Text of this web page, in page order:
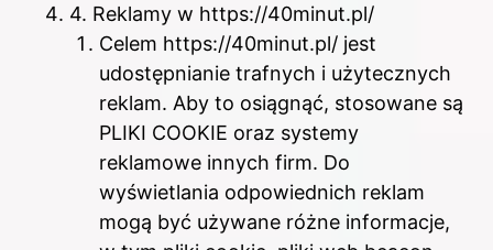
4. Reklamy w https://40minut.pl/
Celem https://40minut.pl/ jest
udostępnianie trafnych i użytecznych
reklam. Aby to osiągnąć, stosowane są
PLIKI COOKIE oraz systemy
reklamowe innych firm. Do
wyświetlania odpowiednich reklam
mogą być używane różne informacje,